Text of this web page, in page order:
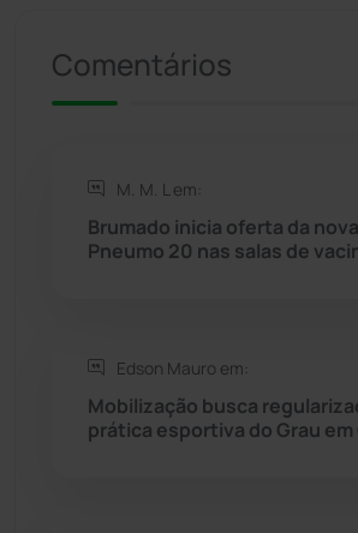
Rio de Contas
Rio do Antônio
Rio do Pires
Seabra
Sebastião Laranjeiras
Comentários
M. M. L em:
Brumado inicia oferta da
Pneumo 20 nas salas de
Edson Mauro em:
Mobilização busca
prática esportiva do Grau em